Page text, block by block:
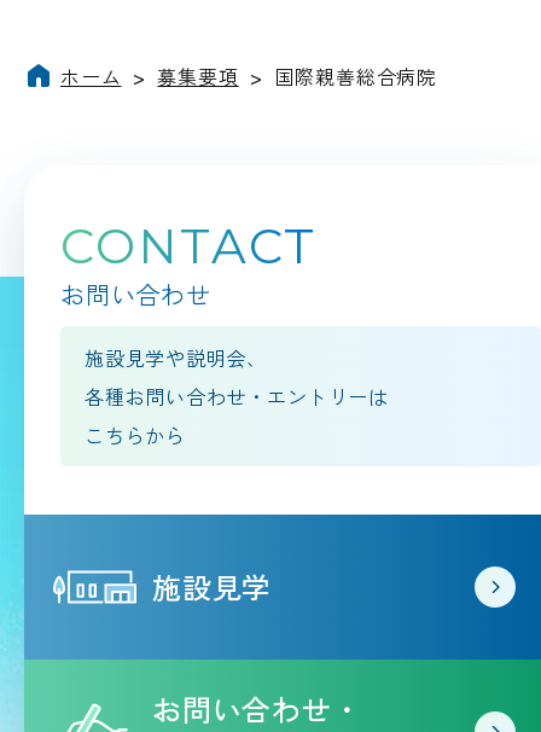
ホーム >募集要項 > 国際親善総合病院
CONTACT
お問い合わせ
施設見学や説明会、
各種お問い合わせ・エントリーは
こちらから
施設見学
お問い合わせ・